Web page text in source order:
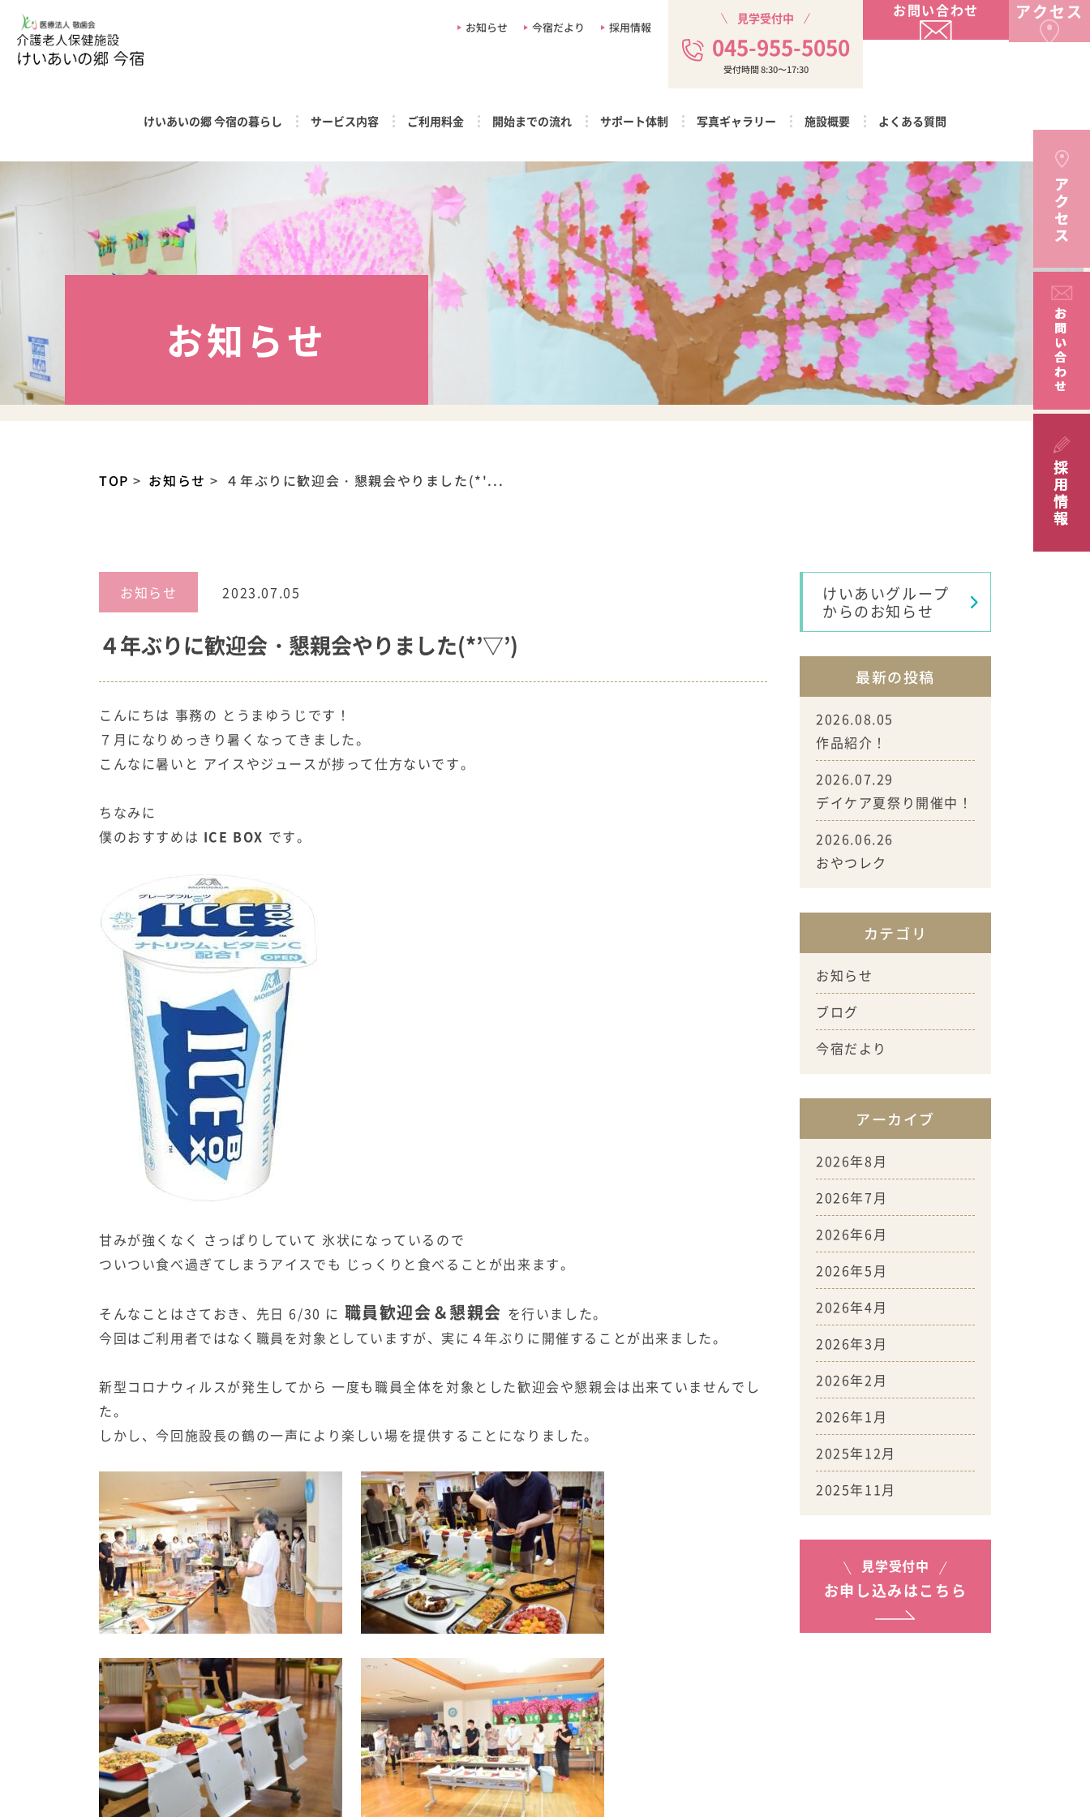
お知らせ 今宿だより 採用情報
見学受付中
045-955-5050
受付時間 8:30〜17:30
お問い合わせ アクセス
けいあいの郷 今宿の暮らし サービス内容 ご利用料金 開始までの流れ サポート体制 写真ギャラリー 施設概要 よくある質問
お知らせ
TOP お知らせ ４年ぶりに歓迎会・懇親会やりました(*'...
お知らせ 2023.07.05
４年ぶりに歓迎会・懇親会やりました(*’▽’)
こんにちは 事務の とうまゆうじです！
７月になりめっきり暑くなってきました。
こんなに暑いと アイスやジュースが捗って仕方ないです。
ちなみに
僕のおすすめは ICE BOX です。
甘みが強くなく さっぱりしていて 氷状になっているので
ついつい食べ過ぎてしまうアイスでも じっくりと食べることが出来ます。
そんなことはさておき、先日 6/30 に 職員歓迎会＆懇親会 を行いました。
今回はご利用者ではなく職員を対象としていますが、実に４年ぶりに開催することが出来ました。
新型コロナウィルスが発生してから 一度も職員全体を対象とした歓迎会や懇親会は出来ていませんでし
た。
しかし、今回施設長の鶴の一声により楽しい場を提供することになりました。
けいあいグループ
からのお知らせ
最新の投稿
2026.08.05
作品紹介！
2026.07.29
デイケア夏祭り開催中！
2026.06.26
おやつレク
カテゴリ
お知らせ
ブログ
今宿だより
アーカイブ
2026年8月
2026年7月
2026年6月
2026年5月
2026年4月
2026年3月
2026年2月
2026年1月
2025年12月
2025年11月
見学受付中
お申し込みはこちら